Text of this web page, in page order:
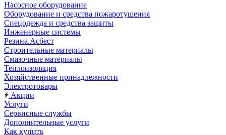
Насосное оборудование
Оборудование и средства пожаротушения
Спецодежда и средства защиты
Инженерные системы
Резина.Асбест
Строительные материалы
Смазочные материалы
Теплоизоляция
Хозяйственные принадлежности
Электротовары
Акции
Услуги
Сервисные службы
Дополнительные услуги
Как купить